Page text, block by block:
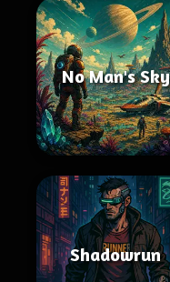
No Man's Sky
Shadowrun